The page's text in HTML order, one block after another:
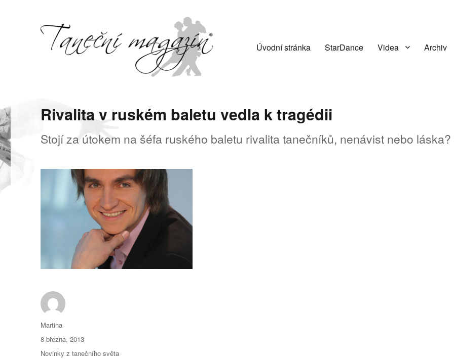
Úvodní stránka StarDance Videa Archiv
Rivalita v ruském baletu vedla k tragédii
Stojí za útokem na šéfa ruského baletu rivalita tanečníků, nenávist nebo láska?
Autor:
Martina
Publikováno:
8 března, 2013
Rubriky:
Novinky z tanečního světa